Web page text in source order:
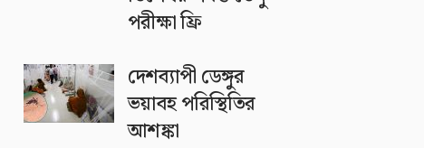
পরীক্ষা ফ্রি
দেশব্যাপী ডেঙ্গুর
ভয়াবহ পরিস্থিতির
আশঙ্কা